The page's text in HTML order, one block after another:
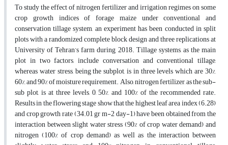
To study the effect of nitrogen fertilizer and irrigation regimes on some
crop growth indices of forage maize under conventional and
conservation tillage system, an experiment has been conducted in split
plots with a randomized complete block design and three replications at
University of Tehran’s farm during 2018. Tillage systems, as the main
plot in two factors, include conversation and conventional tillage,
whereas water stress, being the subplot, is in three levels which are 30%,
60%, and 90% of moisture requirement. Also, nitrogen fertilizer, as the sub-
sub plot, is at three levels, 0, 50%, and 100% of the recommended rate.
Results in the flowering stage show that the highest leaf area index (6.28)
and crop growth rate (34.01 gr m-2 day-1) have been obtained from the
interaction between slight water stress (90% of crop water demand) and
nitrogen (100% of crop demand) as well as the interaction between